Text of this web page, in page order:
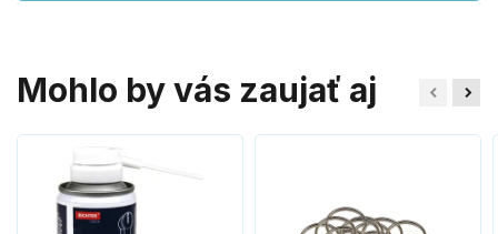
Mohlo by vás zaujať aj